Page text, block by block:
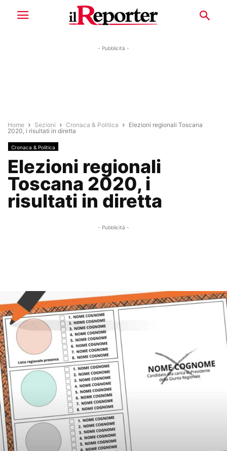
- Pubblicità -
Home Sezioni Cronaca & Politica
Elezioni regionali Toscana
2020, i risultati in diretta
Cronaca & Politica
Elezioni regionali
Toscana 2020, i
risultati in diretta
- Pubblicità -